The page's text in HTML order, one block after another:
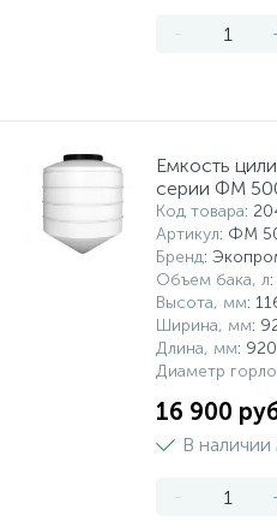
-
Емкость
серии ФМ
Код товара:
Артикул: ФМ
Бренд:
Объем бака, л
Высота, мм:
Ширина, мм:
Длина, мм: 920
Диаметр
16 900
В наличии
-